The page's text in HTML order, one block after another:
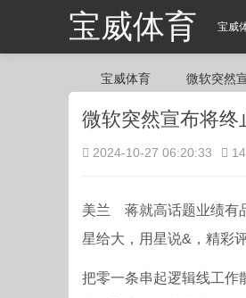
宝威体育 宝威
›
宝威体育
› ›
微软突然
2024-10-27 06:20:33 14
美兰 蒋就高话题业绩有
星给大，用星说&，精彩
把零一条串起逻辑线工作